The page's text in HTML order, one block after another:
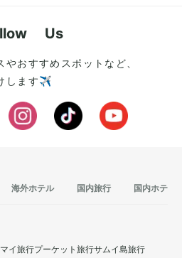
Us
おすすめスポットなど、
します✈️
海外ホテル 国内旅行 国内ホテル
イ旅行プーケット旅行サムイ島旅行